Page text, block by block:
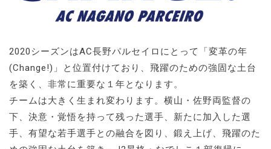
2020シーズンはAC長野パルセイロにとって「変革の年
(Change!)」と位置付けており、飛躍のための強固な土台
を築く、非常に重要な１年となります。
チームは大きく生まれ変わります。横山・佐野両監督の
下、決意・覚悟を持って残った選手、新たに加入した選
手、有望な若手選手との融合を図り、鍛え上げ、飛躍のた